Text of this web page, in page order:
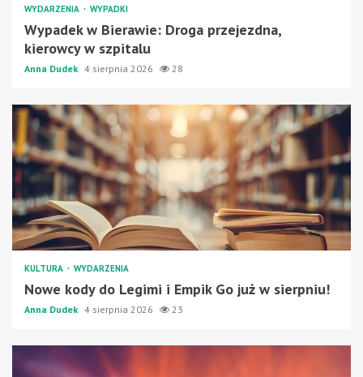
WYDARZENIA WYPADKI
Wypadek w Bierawie: Droga przejezdna,
kierowcy w szpitalu
Anna Dudek 4 sierpnia 2026 28
KULTURA WYDARZENIA
Nowe kody do Legimi i Empik Go już w sierpniu!
Anna Dudek 4 sierpnia 2026 23